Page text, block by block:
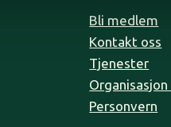
Bli medlem
Kontakt oss
Tjenester
Personvern